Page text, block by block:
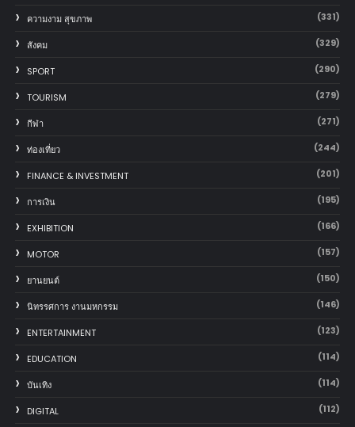
ความงาม สุขภาพ (331)
สังคม (329)
SPORT (290)
TOURISM (279)
กีฬา (271)
ท่องเที่ยว (244)
FINANCE & INVESTMENT (201)
การเงิน (195)
EXHIBITION (166)
MOTOR (157)
‎ยานยนต์‎ (150)
นิทรรศการ งานมหกรรม (146)
ENTERTAINMENT (123)
EDUCATION (114)
บันเทิง (114)
DIGITAL (112)